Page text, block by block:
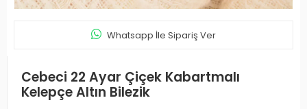
Whatsapp İle Sipariş Ver
Cebeci 22 Ayar Çiçek Kabartmalı
Kelepçe Altın Bilezik